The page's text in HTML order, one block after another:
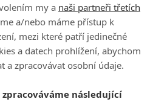
PŘIHLÁSIT
REGISTROVAT
Slavík, e-mailserialy@fandimefilmu.cz
my a naši partneři třetích
a/nebo máme přístup k
mezi které patří jedinečné
a datech prohlížení, abychom
a zpracovávat osobní údaje.
následující